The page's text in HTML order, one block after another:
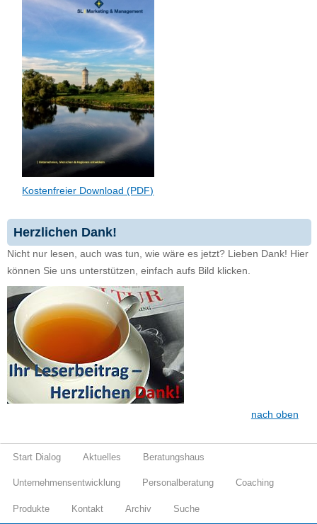
Kostenfreier Download (PDF)
Herzlichen Dank!
Nicht nur lesen, auch was tun, wie wäre es jetzt? Lieben Dank! Hier
können Sie uns unterstützen, einfach aufs Bild klicken.
nach oben
Start Dialog Aktuelles Beratungshaus
Unternehmensentwicklung Personalberatung Coaching
Produkte Kontakt Archiv Suche